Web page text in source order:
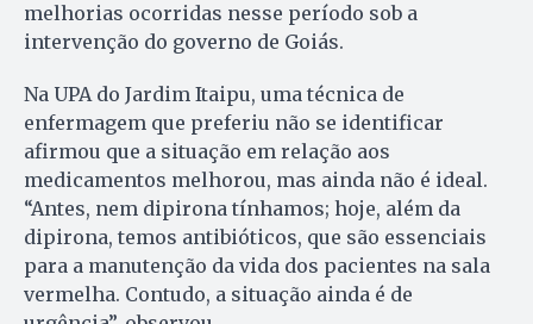
melhorias ocorridas nesse período sob a
intervenção do governo de Goiás.
Na UPA do Jardim Itaipu, uma técnica de
enfermagem que preferiu não se identificar
afirmou que a situação em relação aos
medicamentos melhorou, mas ainda não é ideal.
“Antes, nem dipirona tínhamos; hoje, além da
dipirona, temos antibióticos, que são essenciais
para a manutenção da vida dos pacientes na sala
vermelha. Contudo, a situação ainda é de